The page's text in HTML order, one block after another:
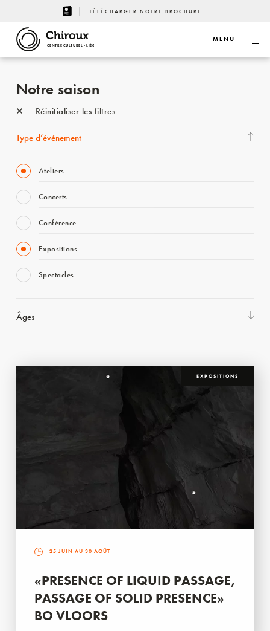
TÉLÉCHARGER NOTRE BROCHURE
CENTRE CULTUREL - LIÈGE
MENU
Notre saison
Réinitialiser les filtres
Type d’événement
Ateliers
Concerts
Conférence
Expositions
Spectacles
Âges
EXPOSITIONS
25 JUIN AU 30 AOÛT
«PRESENCE OF LIQUID PASSAGE,
PASSAGE OF SOLID PRESENCE»
BO VLOORS